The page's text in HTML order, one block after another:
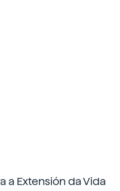
a Extensión da Vida